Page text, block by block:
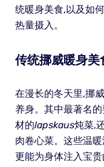
统暖身美食,以及如
热量摄入。
传统挪威暖身美
在漫长的冬天里,挪
养身。其中最著名
材的lapskaus炖菜,
肉卷心菜。这些温
更能为身体注入宝贵